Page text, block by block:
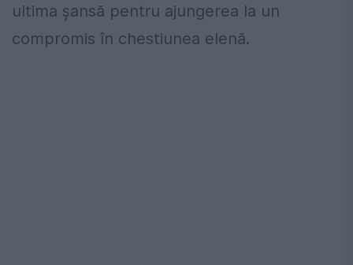
ultima șansă pentru ajungerea la un
compromis în chestiunea elenă.